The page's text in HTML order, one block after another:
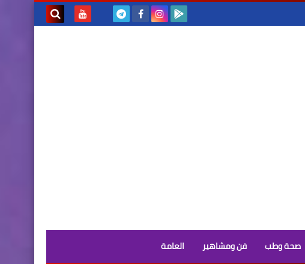
صحة وطب فن ومشاهير العامة